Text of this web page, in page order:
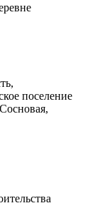
поселение